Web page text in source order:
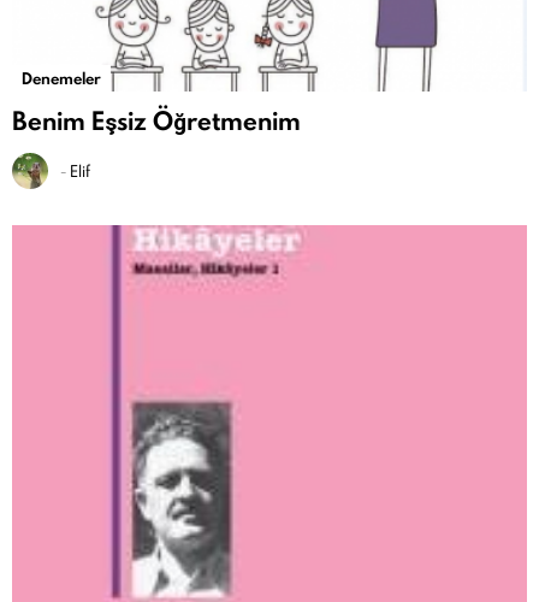
Denemeler
Benim Eşsiz Öğretmenim
- Elif